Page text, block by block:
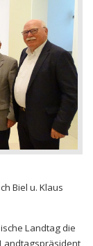
Biel u. Klaus
Landtag die